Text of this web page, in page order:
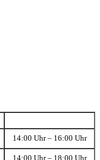
14:00 Uhr – 16:00 Uhr